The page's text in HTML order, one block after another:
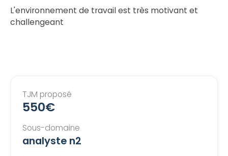
L'environnement de travail est très motivant et
challengeant
TJM proposé
550€
Sous-domaine
analyste n2